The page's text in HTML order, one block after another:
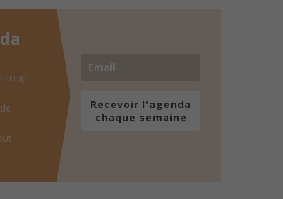
coup
Recevoir l'agenda
chaque semaine